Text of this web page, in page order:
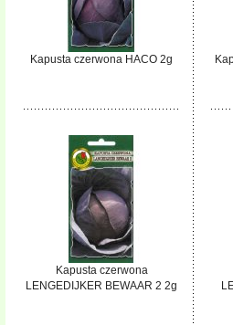
Kapusta czerwona HACO 2g
Kapusta czerwona
LENGEDIJKER BEWAAR 2 2g